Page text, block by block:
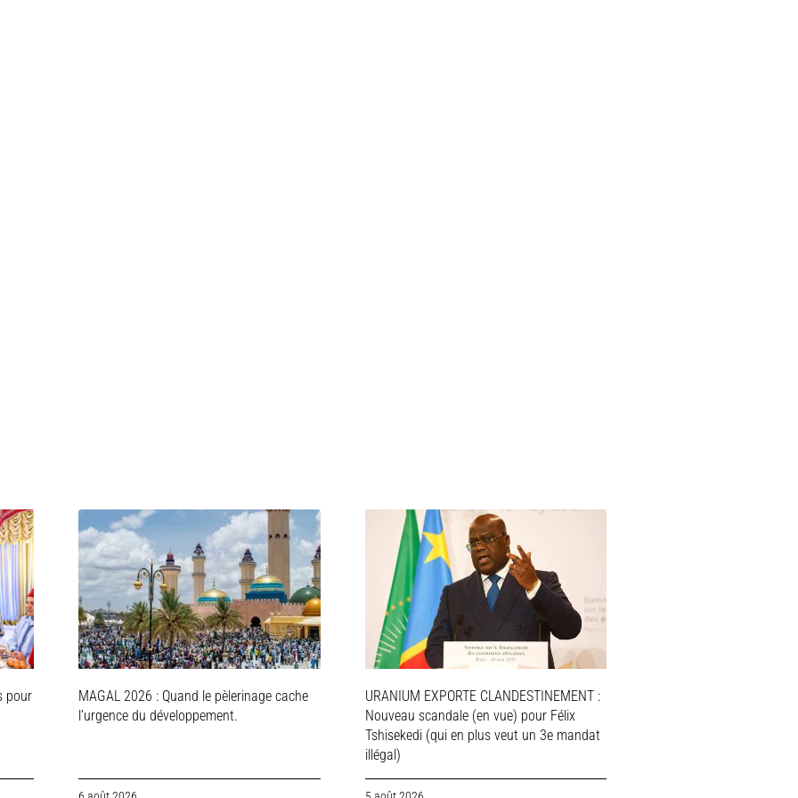
pour
MAGAL 2026 : Quand le pèlerinage cache
l’urgence du développement.
URANIUM EXPORTE CLANDESTINEMENT :
Nouveau scandale (en vue) pour Félix
Tshisekedi (qui en plus veut un 3e mandat
illégal)